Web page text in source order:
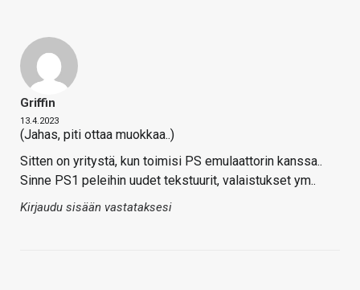
Griffin
13.4.2023
(Jahas, piti ottaa muokkaa..)
Sitten on yritystä, kun toimisi PS emulaattorin kanssa..
Sinne PS1 peleihin uudet tekstuurit, valaistukset ym..
Kirjaudu sisään vastataksesi